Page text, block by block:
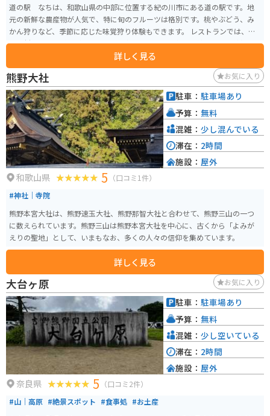
道の駅 なちは、和歌山県の中部に位置する紀の川市にある道の駅です。地
元の新鮮な農産物が人気で、特に旬のフルーツは格別です。桃やぶどう、み
かん狩りなど、季節に応じた味覚狩り体験もできます。 レストランでは、地
元食材を使った料理が味わえます。中でも、紀の川名物の鮎を使った鮎飯は
絶品です。また、バイクで訪れる際は、道の駅のすぐそばに紀の川が広がっ
ているので、雄大な景色を眺めながら休憩できます。周辺には、和歌山城や
紀三井寺などの観光スポットも点在しているので、ツーリングの拠点として
も最適です。
詳しく見る
熊野大社 お気に入り
和歌山県 5 （口コミ1件）
#神社｜寺院
熊野本宮大社は、熊野速玉大社、熊野那智大社と合わせて、熊野三山の一つ
に数えられています。熊野三山は熊野本宮大社を中心に、古くから「よみが
えりの聖地」として、いまもなお、多くの人々の信仰を集めています。
詳しく見る
駐車： 駐車場あり
予算： 無料
混雑： 少し混んでいる
滞在： 2時間
施設： 屋外
大台ヶ原 お気に入り
奈良県 5 （口コミ2件）
#山｜高原 #絶景スポット #食事処 #お土産
駐車： 駐車場あり
予算： 無料
混雑： 少し空いている
滞在： 2時間
施設： 屋外